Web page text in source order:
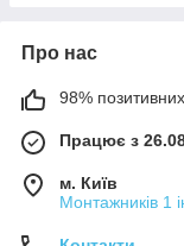
Про нас
98% позитивних
Працює з
м. Київ
Монтажників 1